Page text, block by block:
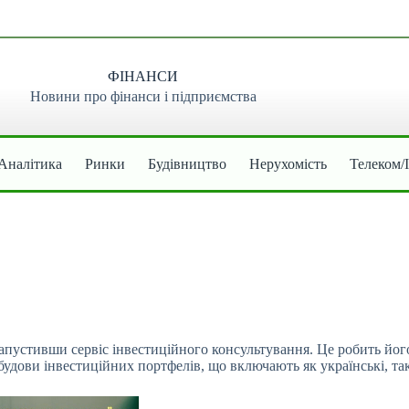
ФІНАНСИ
Новини про фінанси і підприємства
Ринки Будівництво Нерухомість Телеком/
сервіс інвестиційного консультування. Це робить
інвестиційних портфелів, що включають як українські,